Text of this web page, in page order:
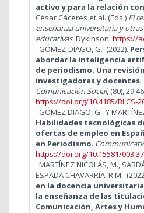
activo y para la relación
César Cáceres et al. (Eds.) El
enseñanza universitaria y
educativas. Dykinson. https://
GÓMEZ-DIAGO, G. (2022).
abordar la inteligencia
de periodismo. Una
investigadoras y docentes.
Comunicación Social, (80), 29
https://doi.org/10.4185/RLCS-
GÓMEZ DIAGO, G. Y
Habilidades tecnológicas
ofertas de empleo en
en Periodismo.
https://doi.org/10.15581/
MARTÍ­NEZ NICOLÁS, M.,
ESPADA CHAVARRÍA, R.M.
en la docencia
la enseñanza de las
Comunicación, Artes y